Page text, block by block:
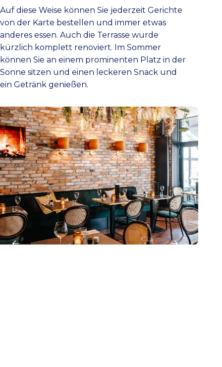
Auf diese Weise können Sie jederzeit Gerichte
von der Karte bestellen und immer etwas
anderes essen. Auch die Terrasse wurde
kürzlich komplett renoviert. Im Sommer
können Sie an einem prominenten Platz in der
Sonne sitzen und einen leckeren Snack und
ein Getränk genießen.